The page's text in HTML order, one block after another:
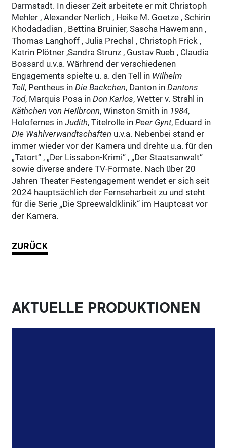
Darmstadt. In dieser Zeit arbeitete er mit Christoph
Mehler , Alexander Nerlich , Heike M. Goetze , Schirin
Khodadadian , Bettina Bruinier, Sascha Hawemann ,
Thomas Langhoff , Julia Prechsl , Christoph Frick ,
Katrin Plötner ,Sandra Strunz , Gustav Rueb , Claudia
Bossard u.v.a. Wärhrend der verschiedenen
Engagements spielte u. a. den Tell in Wilhelm
Tell, Pentheus inDie Backchen, Danton inDantons
Tod, Marquis Posa inDon Karlos, Wetter v. Strahl in
Käthchen von Heilbronn, Winston Smith in 1984,
Holofernes inJudith, Titelrolle inPeer Gynt, Eduard in
Die Wahlverwandtschaften u.v.a. Nebenbei stand er
immer wieder vor der Kamera und drehte u.a. für den
„Tatort“ , „Der Lissabon-Krimi“ , „Der Staatsanwalt“
sowie diverse andere TV-Formate. Nach über 20
Jahren Theater Festengagement wendet er sich seit
2024 hauptsächlich der Fernseharbeit zu und steht
für die Serie „Die Spreewaldklinik“ im Hauptcast vor
der Kamera.
ZURÜCK
AKTUELLE PRODUKTIONEN